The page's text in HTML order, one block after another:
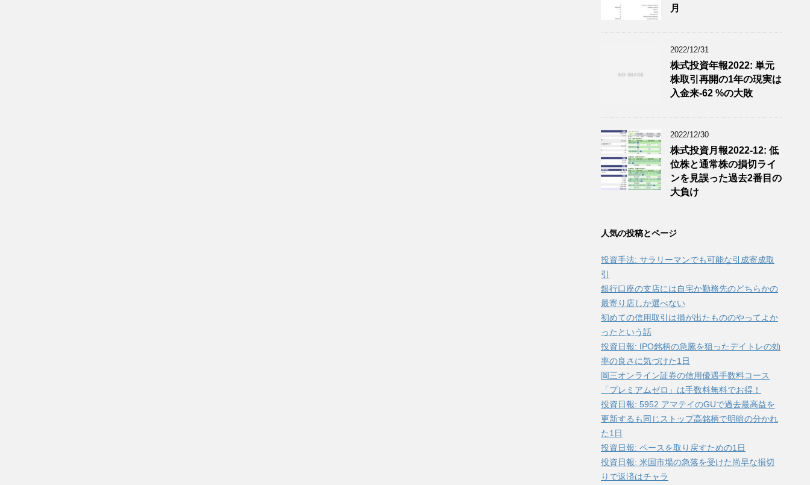
月
2022/12/31
株式投資年報2022: 単元
株取引再開の1年の現実は
入金来-62 %の大敗
2022/12/30
株式投資月報2022-12: 低
位株と通常株の損切ライ
ンを見誤った過去2番目の
大負け
人気の投稿とページ
投資手法: サラリーマンでも可能な引成寄成取
引
銀行口座の支店には自宅か勤務先のどちらかの
最寄り店しか選べない
初めての信用取引は損が出たもののやってよか
ったという話
投資日報: IPO銘柄の急騰を狙ったデイトレの効
率の良さに気づけた1日
岡三オンライン証券の信用優遇手数料コース
「プレミアムゼロ」は手数料無料でお得！
投資日報: 5952 アマテイのGUで過去最高益を
更新するも同じストップ高銘柄で明暗の分かれ
た1日
投資日報: ペースを取り戻すための1日
投資日報: 米国市場の急落を受けた尚早な損切
りで返済はチャラ